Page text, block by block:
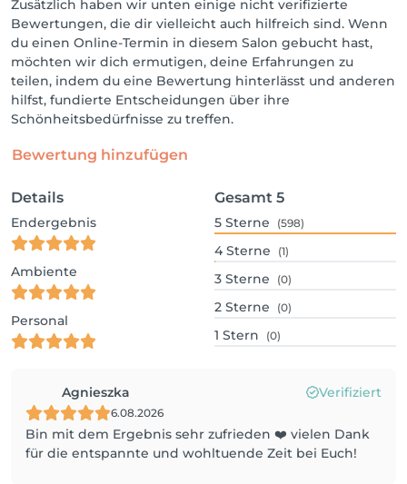
Zusätzlich haben wir unten einige nicht verifizierte
Bewertungen, die dir vielleicht auch hilfreich sind. Wenn
du einen Online-Termin in diesem Salon gebucht hast,
möchten wir dich ermutigen, deine Erfahrungen zu
teilen, indem du eine Bewertung hinterlässt und anderen
hilfst, fundierte Entscheidungen über ihre
Schönheitsbedürfnisse zu treffen.
Bewertung hinzufügen
Details
Endergebnis
Ambiente
Personal
Gesamt 5
5 Sterne (598)
4 Sterne (1)
3 Sterne (0)
2 Sterne (0)
1 Stern (0)
Agnieszka Verifiziert
6.08.2026
Bin mit dem Ergebnis sehr zufrieden ❤️ vielen Dank
für die entspannte und wohltuende Zeit bei Euch!